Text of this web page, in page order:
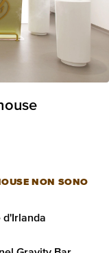
NON SONO
d'Irlanda